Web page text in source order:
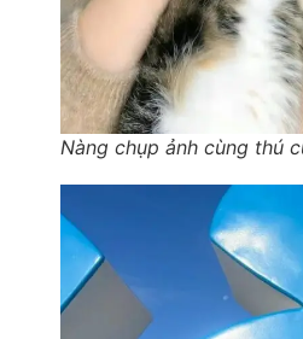
Nàng chụp ảnh cùng thú